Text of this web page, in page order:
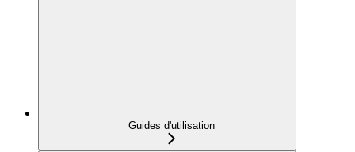
Guides d'utilisation